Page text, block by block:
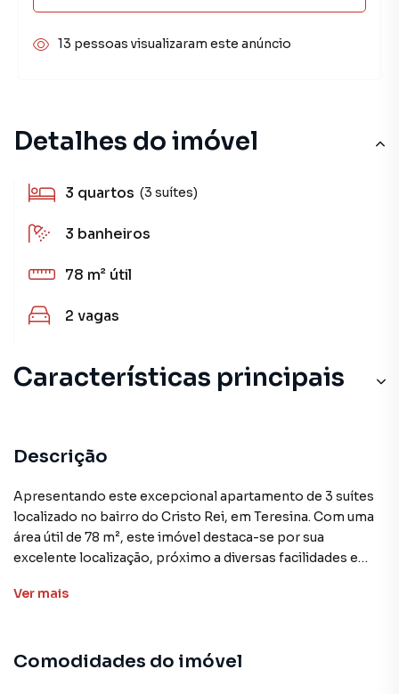
Detalhes do imóvel
3 quartos (3 suítes)
3 banheiros
78 m² útil
2 vagas
Características principais
Descrição
Apresentando este excepcional apartamento de 3 suítes
localizado no bairro do Cristo Rei, em Teresina. Com uma
área útil de 78 m², este imóvel destaca-se por sua
excelente localização, próximo a diversas facilidades e
Condomínio Montserrat, que oferece uma gama de
piscina, elevador, portaria 24 horas e salão de festas.
Ver mais
Comodidades do imóvel
13 pessoas visualizaram este anúncio